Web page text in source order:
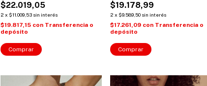
$22.019,05
2 x $11.009,53 sin interés
$19.817,15 con Transferencia o
depósito
Comprar
$19.178,99
2 x $9.589,50 sin interés
$17.261,09 con Transferencia o
depósito
Comprar